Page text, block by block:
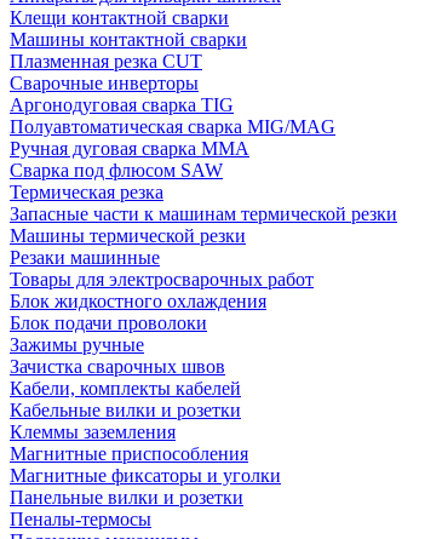
Клещи контактной сварки
Машины контактной сварки
Плазменная резка CUT
Сварочные инверторы
Аргонодуговая сварка TIG
Полуавтоматическая сварка MIG/MAG
Ручная дуговая сварка MMA
Сварка под флюсом SAW
Термическая резка
Запасные части к машинам термической резки
Машины термической резки
Резаки машинные
Товары для электросварочных работ
Блок жидкостного охлаждения
Блок подачи проволоки
Зажимы ручные
Зачистка сварочных швов
Кабели, комплекты кабелей
Кабельные вилки и розетки
Клеммы заземления
Магнитные приспособления
Магнитные фиксаторы и уголки
Панельные вилки и розетки
Пеналы-термосы